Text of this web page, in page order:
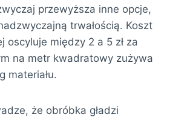
przewyższa inne opcje,
trwałością. Koszt
oscyluje między 2 a 5 zł za
na metr kwadratowy zużywa
materiału.
że obróbka gładzi